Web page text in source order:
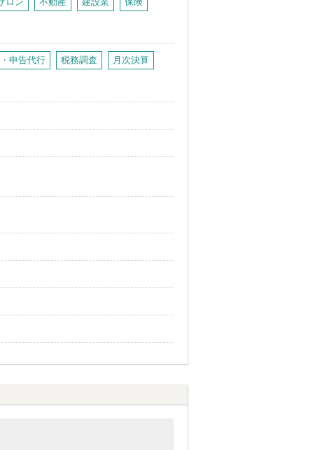
申告代行 税務調査 月次決算